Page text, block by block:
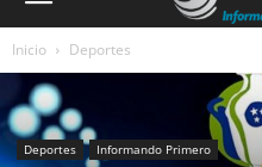
Inicio Deportes
Deportes Informando Primero